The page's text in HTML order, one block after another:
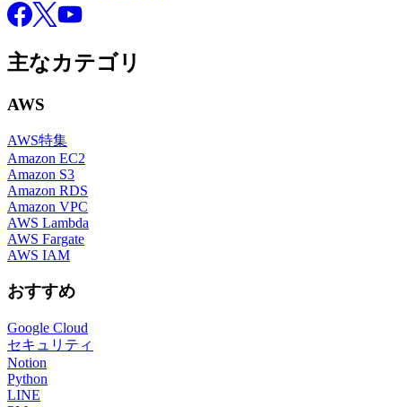
Facebook
X YouTube
主なカテゴリ
AWS
AWS特集
Amazon EC2
Amazon S3
Amazon RDS
Amazon VPC
AWS Lambda
AWS Fargate
AWS IAM
おすすめ
Google Cloud
セキュリティ
Notion
Python
LINE